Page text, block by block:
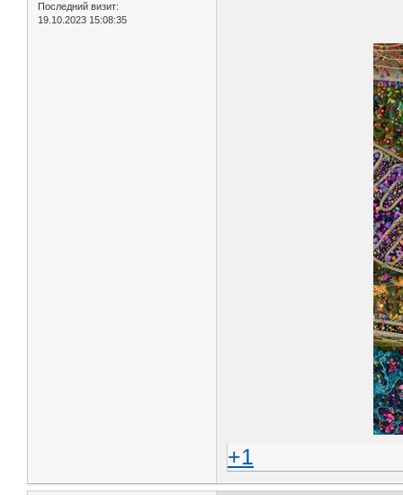
Последний визит:
19.10.2023 15:08:35
+1